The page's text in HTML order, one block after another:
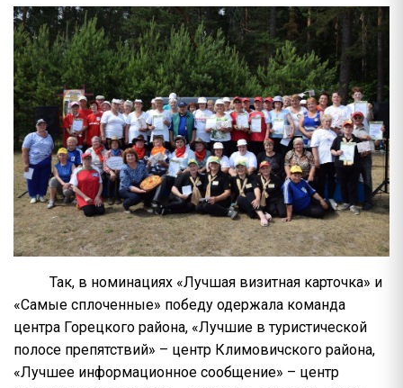
Так, в номинациях «Лучшая визитная карточка» и
«Самые сплоченные» победу одержала команда
центра Горецкого района, «Лучшие в туристической
полосе препятствий» – центр Климовичского района,
«Лучшее информационное сообщение» – центр